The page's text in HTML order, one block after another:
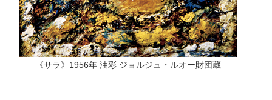
《サラ》1956年 油彩 ジョルジュ・ルオー財団蔵